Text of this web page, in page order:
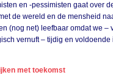
en -pessimisten gaat over
de wereld en de mensheid
(nog net) leefbaar omdat we –
vernuft – tijdig en
met toekomst